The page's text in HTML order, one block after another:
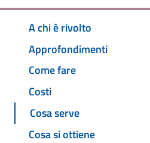
A chi è rivolto
Approfondimenti
Come fare
Costi
Cosa serve
Cosa si ottiene